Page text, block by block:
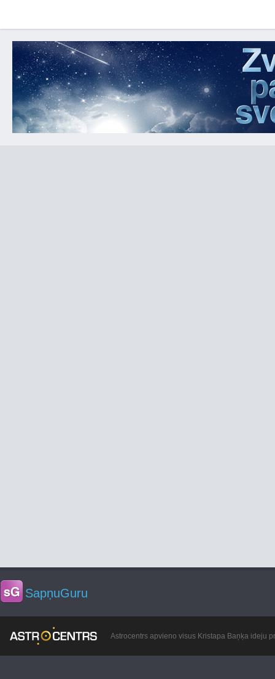
SapņuGuru
Astrocentrs apvieno visus Kristapa Baņķa ideju